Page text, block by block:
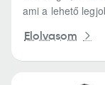
ami a lehető
Elolvasom